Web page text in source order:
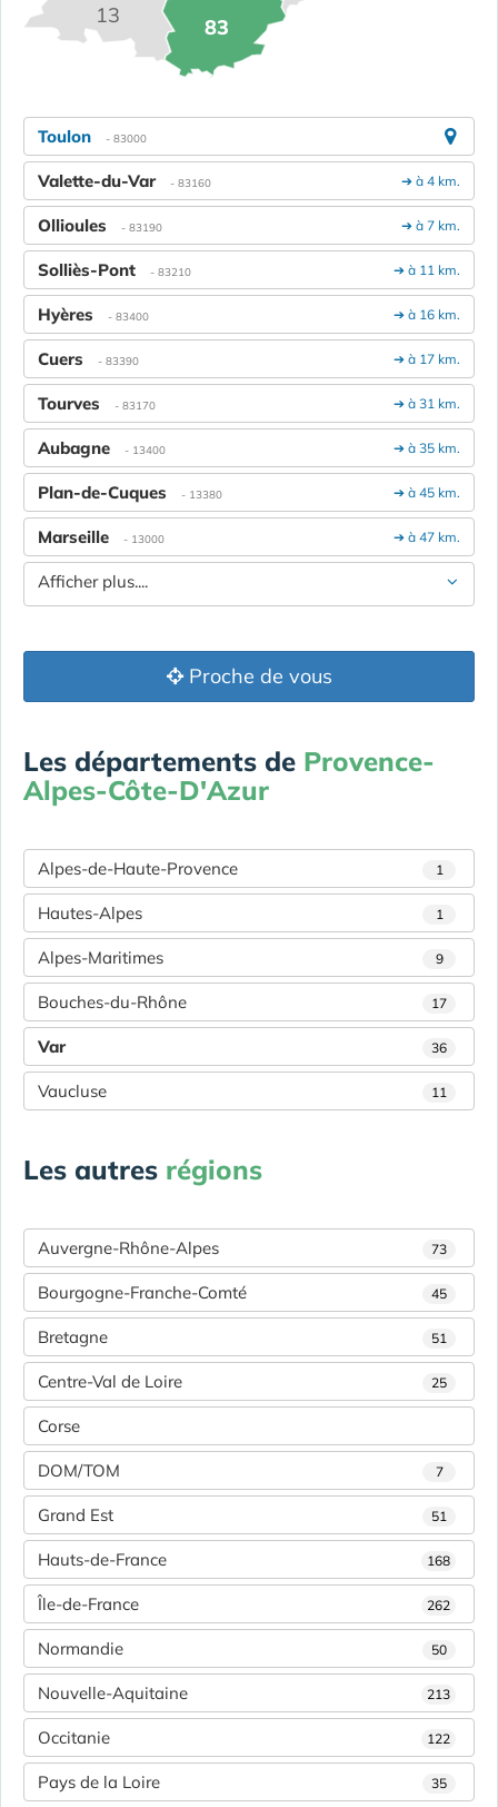
13 83
Toulon - 83000
➔ à 4 km.
Valette-du-Var - 83160
➔ à 7 km.
Ollioules - 83190
➔ à 11 km.
Solliès-Pont - 83210
➔ à 16 km.
Hyères - 83400
➔ à 17 km.
Cuers - 83390
➔ à 31 km.
Tourves - 83170
➔ à 35 km.
Aubagne - 13400
➔ à 45 km.
Plan-de-Cuques - 13380
➔ à 47 km.
Marseille - 13000
Afficher plus....
Proche de vous
Les départements de Provence-
Alpes-Côte-D'Azur
Alpes-de-Haute-Provence 1
Hautes-Alpes 1
Alpes-Maritimes 9
Bouches-du-Rhône 17
Var 36
Vaucluse 11
Les autres régions
Auvergne-Rhône-Alpes 73
Bourgogne-Franche-Comté 45
Bretagne 51
Centre-Val de Loire 25
Corse
DOM/TOM 7
Grand Est 51
Hauts-de-France 168
Île-de-France 262
Normandie 50
Nouvelle-Aquitaine 213
Occitanie 122
Pays de la Loire 35